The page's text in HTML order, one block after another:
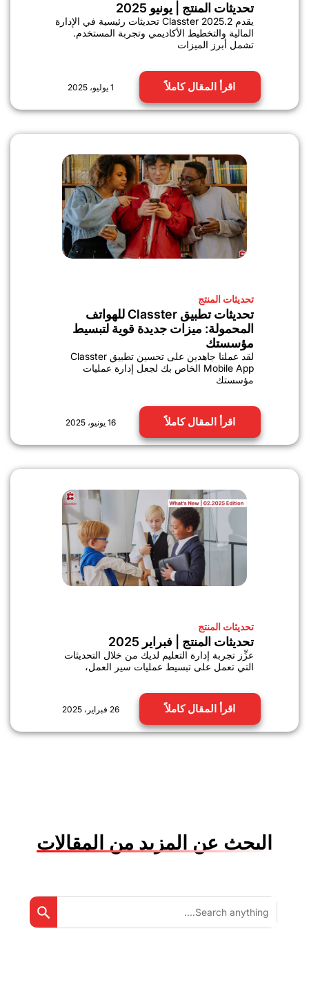
تحديثات المنتج | يونيو 2025
يقدم Classter 2025.2 تحديثات رئيسية في الإدارة
المالية والتخطيط الأكاديمي وتجربة المستخدم.
تشمل أبرز الميزات
اقرأ المقال كاملاً 1 يوليو، 2025
تحديثات المنتج
تحديثات تطبيق Classter للهواتف
المحمولة: ميزات جديدة قوية لتبسيط
مؤسستك
لقد عملنا جاهدين على تحسين تطبيق Classter
Mobile App الخاص بك لجعل إدارة عمليات
مؤسستك
اقرأ المقال كاملاً 16 يونيو، 2025
تحديثات المنتج
تحديثات المنتج | فبراير 2025
عزِّز تجربة إدارة التعليم لديك من خلال التحديثات
التي تعمل على تبسيط عمليات سير العمل،
اقرأ المقال كاملاً 26 فبراير، 2025
البحث عن المزيد من المقالات
Search
for:
Button